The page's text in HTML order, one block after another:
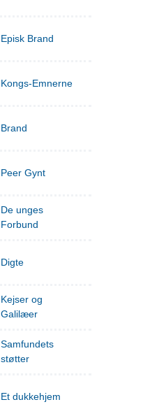
Episk Brand
Kongs-Emnerne
Brand
Peer Gynt
De unges
Forbund
Digte
Kejser og
Galilæer
Samfundets
støtter
Et dukkehjem